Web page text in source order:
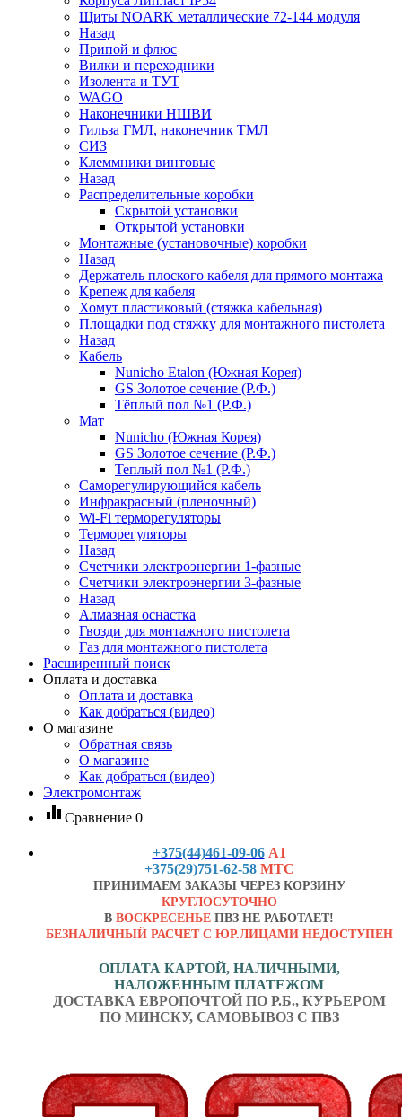
Щиты NOARK металлические 72-144 модуля
Назад
Припой и флюс
Вилки и переходники
Изолента и ТУТ
WAGO
Наконечники НШВИ
Гильза ГМЛ, наконечник ТМЛ
СИЗ
Клеммники винтовые
Назад
Распределительные коробки
Скрытой установки
Открытой установки
Монтажные (установочные) коробки
Назад
Держатель плоского кабеля для прямого монтажа
Крепеж для кабеля
Хомут пластиковый (стяжка кабельная)
Площадки под стяжку для монтажного пистолета
Назад
Кабель
Nunicho Etalon (Южная Корея)
GS Золотое сечение (Р.Ф.)
Тёплый пол №1 (Р.Ф.)
Мат
Nunicho (Южная Корея)
GS Золотое сечение (Р.Ф.)
Теплый пол №1 (Р.Ф.)
Саморегулирующийся кабель
Инфракрасный (пленочный)
Wi-Fi терморегуляторы
Терморегуляторы
Назад
Счетчики электроэнергии 1-фазные
Счетчики электроэнергии 3-фазные
Назад
Алмазная оснастка
Гвозди для монтажного пистолета
Газ для монтажного пистолета
Расширенный поиск
Оплата и доставка
Оплата и доставка
Как добраться (видео)
О магазине
Обратная связь
О магазине
Как добраться (видео)
Электромонтаж
equalizer Сравнение 0
+375(44)461-09-06 А1
+375(29)751-62-58 МТС
ПРИНИМАЕМ ЗАКАЗЫ ЧЕРЕЗ КОРЗИНУ
КРУГЛОСУТОЧНО
В ВОСКРЕСЕНЬЕ ПВЗ НЕ РАБОТАЕТ!
БЕЗНАЛИЧНЫЙ РАСЧЕТ С ЮР.ЛИЦАМИ НЕДОСТУПЕН
ОПЛАТА КАРТОЙ, НАЛИЧНЫМИ,
НАЛОЖЕННЫМ ПЛАТЕЖОМ
ДОСТАВКА ЕВРОПОЧТОЙ ПО Р.Б., КУРЬЕРОМ
ПО МИНСКУ, САМОВЫВОЗ С ПВЗ